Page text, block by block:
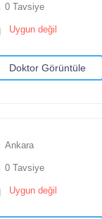
0 Tavsiye
Uygun değil
Doktor Görüntüle
Ankara
0 Tavsiye
Uygun değil